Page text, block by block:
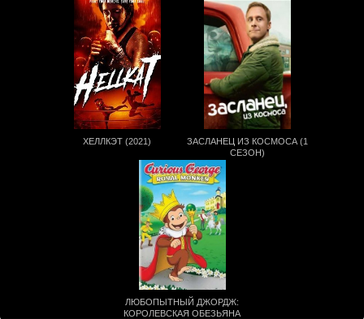
ХЕЛЛКЭТ (2021)
ЗАСЛАНЕЦ ИЗ КОСМОСА (1
СЕЗОН)
ЛЮБОПЫТНЫЙ ДЖОРДЖ:
КОРОЛЕВСКАЯ ОБЕЗЬЯНА